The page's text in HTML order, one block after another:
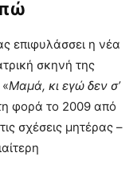
επιφυλάσσει η νέα
σκηνή της
Μαμά, κι εγώ δεν σ’
φορά το 2009 από
σχέσεις μητέρας –